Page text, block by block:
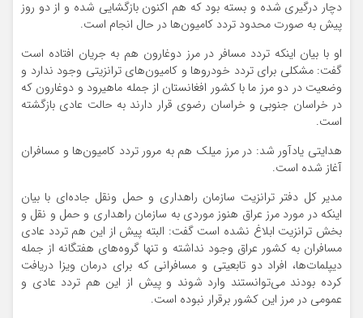
دچار درگیری شده و بسته بود که هم اکنون بازگشایی شده و از دو روز
پیش به صورت محدود تردد‌ کامیون‌ها در حال انجام است.
او با بیان اینکه تردد مسافر در مرز دوغارون هم به جریان افتاده است
گفت: مشکلی برای تردد خودرو‌ها و کامیون‌های ترانزیتی وجود ندارد و
وضعیت در دو مرز ما با کشور افغانستان از جمله ماهیرود و دوغارون که
در خراسان جنوبی و خراسان رضوی قرار دارند به حالت عادی بازگشته
است.
هدایتی یادآور شد: در مرز میلک هم به مرور تردد کامیون‌ها و مسافران
آغاز شده است.
مدیر کل دفتر ترانزیت سازمان راهداری و حمل ونقل جاده‌ای با بیان
اینکه در مورد مرز عراق هنوز موردی به سازمان راهداری و حمل و نقل و
بخش ترانزیت ابلاغ نشده است گفت: البته پیش از این هم تردد عادی
مسافران به کشور عراق وجود نداشته و تنها گروه‌های هفتگانه از جمله
دیپلمات‌ها، افراد دو تابعیتی و مسافرانی که برای درمان ویزا دریافت
کرده بودند می‌توانستند وارد شوند و پیش از این هم تردد عادی و
عمومی در مرز این کشور برقرار نبوده است.